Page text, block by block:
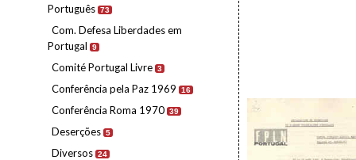
Português 73
Com. Defesa Liberdades em
Portugal
9
Comité Portugal Livre 3
Conferência pela Paz 1969 16
Conferência Roma 1970 39
Deserções 5
Diversos 24